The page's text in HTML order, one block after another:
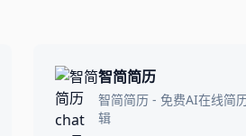
智简简历
智简简历 - 免费AI在线简
辑